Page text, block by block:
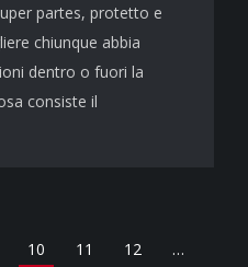
partes, protetto e
chiunque abbia
dentro o fuori la
consiste il
10 11 12 …